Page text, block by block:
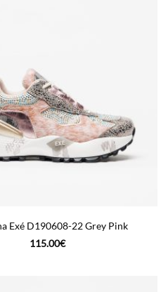
Exé D190608-22 Grey Pink
115.00€